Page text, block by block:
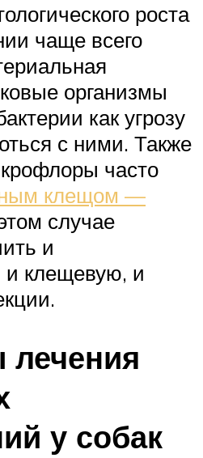
роста
чаще всего
организмы
как угрозу
с ними. Также
часто
клещом —
случае
и
и клещевую, и
у собак